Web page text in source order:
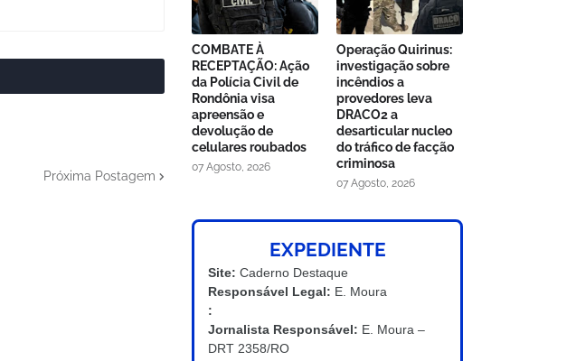
Próxima Postagem
COMBATE À
RECEPTAÇÃO: Ação
da Polícia Civil de
Rondônia visa
apreensão e
devolução de
celulares roubados
07 Agosto, 2026
Operação Quirinus:
investigação sobre
incêndios a
provedores leva
DRACO2 a
desarticular nucleo
do tráfico de facção
criminosa
07 Agosto, 2026
EXPEDIENTE
Site: Caderno Destaque
Responsável Legal: E. Moura
:
Jornalista Responsável: E. Moura –
DRT 2358/RO